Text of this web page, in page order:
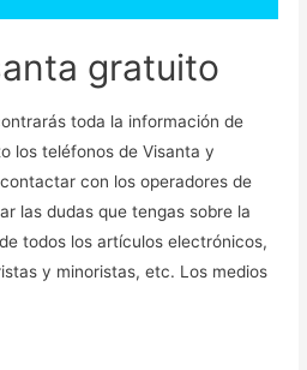
gratuito
toda la información de
los teléfonos de Visanta y
con los operadores de
las dudas que tengas sobre la
todos los artículos electrónicos,
y minoristas, etc. Los medios